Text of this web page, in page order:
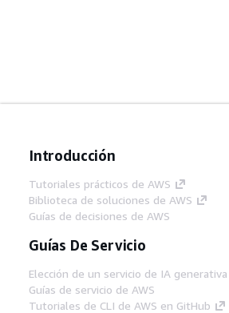
Introducción
Tutoriales prácticos de AWS
Biblioteca de soluciones de AWS
Guías de decisiones de AWS
Guías De Servicio
Elección de un servicio de IA generativa
Guías de servicio de AWS
Tutoriales de CLI de AWS en GitHub